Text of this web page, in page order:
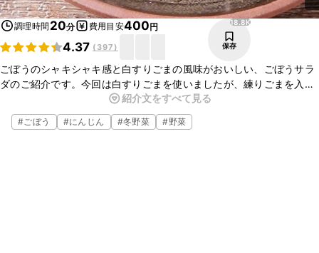
調理時間 20分 費用目安400円
4.37 ( 397)
18.8K
保存
ごぼうのシャキシャキ感と白すりごまの風味がおいしい、ごぼうサラ
ダのご紹介です。今回は白すりごまを使いましたが、練りごまを入れ
てもおいしくいただけますよ。ツナ油漬けを加えることで、よりマイ
ルドにいただけます。お好きな野菜を入れてボリュームのあるサラダ
にアレンジも出来ますので、ぜひお試しください。
紹介文をすべて見る
#ごぼう #にんじん #冬野菜 #野菜